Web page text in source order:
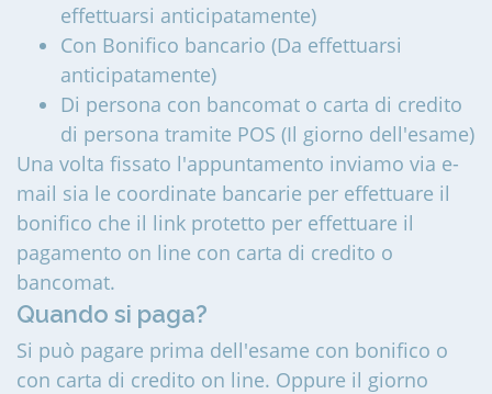
effettuarsi anticipatamente)
Con Bonifico bancario (Da effettuarsi
anticipatamente)
Di persona con bancomat o carta di credito
di persona tramite POS (Il giorno dell'esame)
Una volta fissato l'appuntamento inviamo via e-
mail sia le coordinate bancarie per effettuare il
bonifico che il link protetto per effettuare il
pagamento on line con carta di credito o
bancomat.
Quando si paga?
Si può pagare prima dell'esame con bonifico o
con carta di credito on line. Oppure il giorno